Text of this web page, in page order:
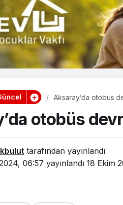
Aksaray’da otobüs
otobüs
tarafından yayınlandı
06:57 yayınlandı 18 Ekim